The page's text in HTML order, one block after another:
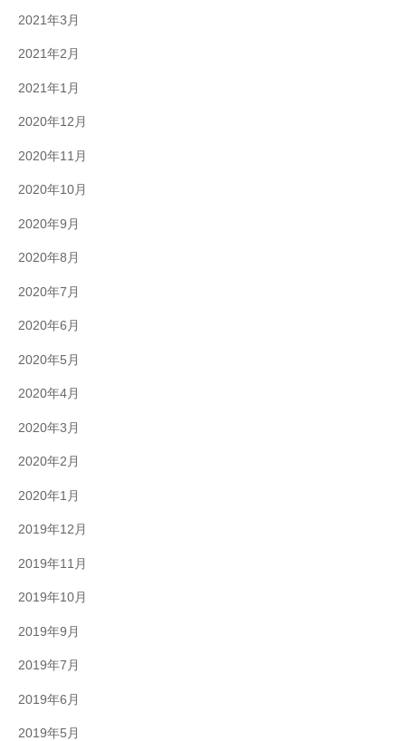
2021年3月
2021年2月
2021年1月
2020年12月
2020年11月
2020年10月
2020年9月
2020年8月
2020年7月
2020年6月
2020年5月
2020年4月
2020年3月
2020年2月
2020年1月
2019年12月
2019年11月
2019年10月
2019年9月
2019年7月
2019年6月
2019年5月